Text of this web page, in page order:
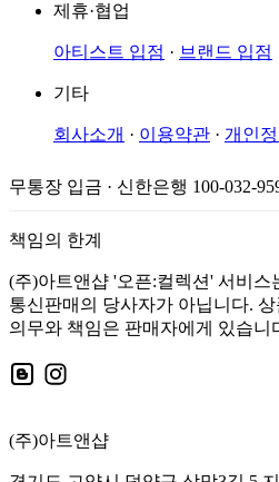
제휴·협업
아티스트 입점 · 브랜드 입점
기타
회사소개 · 이용약관 · 개인
무통장 입금 · 신한은행 100-032-
책임의 한계
(주)아트앤샵 '오픈:컬렉션' 서비스
통신판매의 당사자가 아닙니다.
의무와 책임은 판매자에게 있습니
(주)아트앤샵